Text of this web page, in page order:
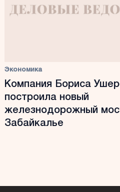
Экономика
Компания Бориса
построила новый
железнодорожный
Забайкалье